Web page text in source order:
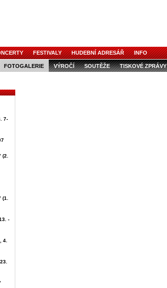
FESTIVALY HUDEBNÍ ADRESÁŘ INFO
FOTOGALERIE VÝROČÍ SOUTĚŽE TISKOVÉ ZPRÁVY
7-
-
4.